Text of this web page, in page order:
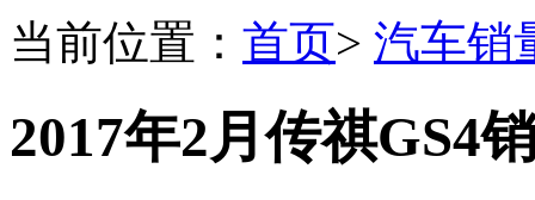
当前位置： 首页> 汽车销
2017年2月传祺GS4